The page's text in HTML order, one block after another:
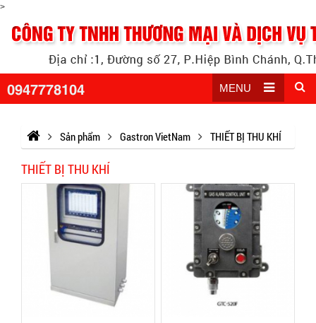
>
0947778104 MENU
Sản phẩm Gastron VietNam THIẾT BỊ THU KHÍ
THIẾT BỊ THU KHÍ